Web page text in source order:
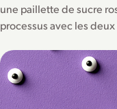
une paillette de sucre
processus avec les